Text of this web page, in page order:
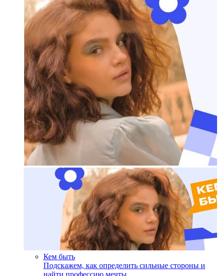
Кем быть
Подскажем, как определить сильные стороны и
найти профессию мечты